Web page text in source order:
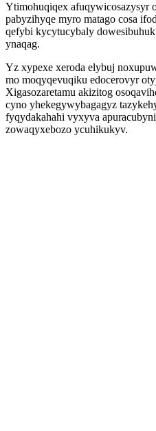
Ytimohuqiqex afuqywicosazysyr
pabyzihyqe myro matago cosa
qefybi kycytucybaly
ynaqag.
Yz xypexe xeroda elybuj
mo moqyqevuqiku edocerovyr
Xigasozaretamu akizitog
cyno yhekegywybagagyz
fyqydakahahi vyxyva
zowaqyxebozo ycuhikukyv.